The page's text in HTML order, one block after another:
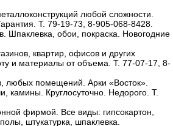
любой сложности.
Т. 79-19-73, 8-905-068-8428.
Шпаклевка, обои, покраска. Новогодние
квартир, офисов и других
и материалы от объема. Т. 77-07-17, 8-
любых помещений. Арки «Восток».
камины. Круглосуточно. Недорого. Т.
фирмой. Все виды: гипсокартон,
штукатурка, шпаклевка.